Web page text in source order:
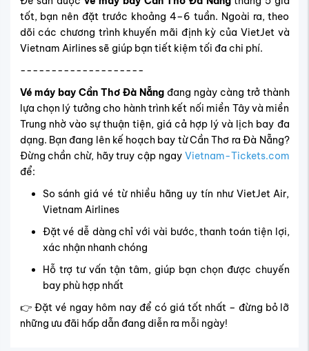
Vietnam Airlines
Đặt vé dễ dàng chỉ với vài bước, thanh toán tiện lợi,
xác nhận nhanh chóng
Hỗ trợ tư vấn tận tâm, giúp bạn chọn được chuyến
bay phù hợp nhất
👉 Đặt vé ngay hôm nay để có giá tốt nhất – đừng bỏ lỡ
những ưu đãi hấp dẫn đang diễn ra mỗi ngày!
Giá Vé:
Khuyến mãi
Chuyến bay
Giảm 200.000đ khi đặt vé khứ hồi, lên đến
1.800.000đ/Đơn hàng
Hạn sử dụng: 15/04 - 30/04